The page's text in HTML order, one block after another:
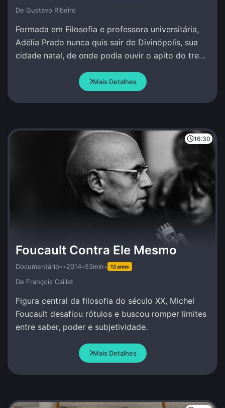
De Gustavo Ribeiro
Formada em Filosofia e professora universitária,
Adélia Prado nunca quis sair de Divinópolis, sua
cidade natal, de onde podia ouvir o apito do trem
Mais Detalhes
16:30
Foucault Contra Ele Mesmo
Documentário••2014•53min• 12 anos
De François Caillat
Figura central da filosofia do século XX, Michel
Foucault desafiou rótulos e buscou romper limites
entre saber, poder e subjetividade.
Mais Detalhes